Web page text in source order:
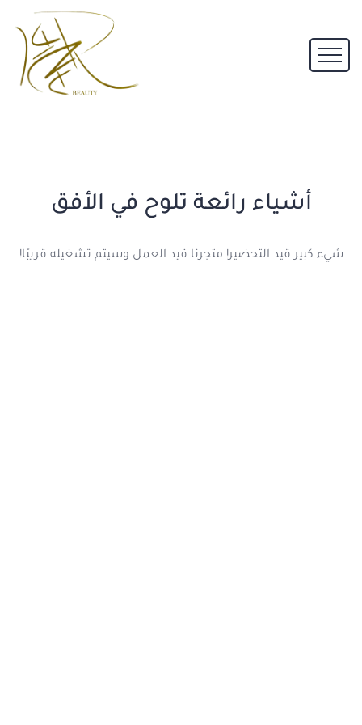
أشياء رائعة تلوح في الأفق
شيء كبير قيد التحضير! متجرنا قيد العمل وسيتم تشغيله قريبًا!